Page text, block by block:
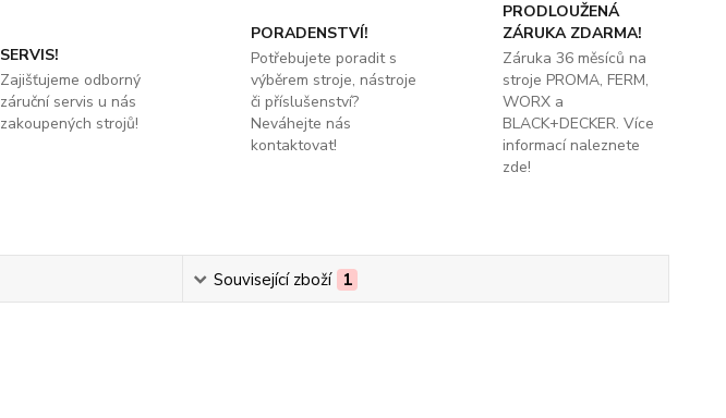
SERVIS!
Zajišťujeme odborný
záruční servis u nás
zakoupených strojů!
PORADENSTVÍ!
Potřebujete poradit s
výběrem stroje, nástroje
či příslušenství?
Neváhejte nás
kontaktovat!
PRODLOUŽENÁ
ZÁRUKA ZDARMA!
Záruka 36 měsíců na
stroje PROMA, FERM,
WORX a
BLACK+DECKER. Více
informací naleznete
zde!
Související zboží 1